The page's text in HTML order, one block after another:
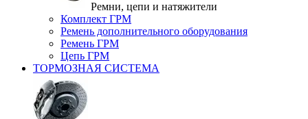
Ремни, цепи и натяжители
Комплект ГРМ
Ремень дополнительного оборудования
Ремень ГРМ
Цепь ГРМ
ТОРМОЗНАЯ СИСТЕМА